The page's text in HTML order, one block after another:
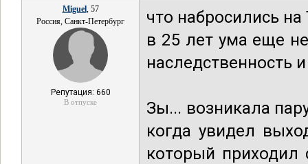
Miguel, 57
Россия, Санкт-Петербург
Репутация: 660
В отпуске
что набросились на
в 25 лет ума еще
наследственность
Зы... возникала
когда увидел
который приходил